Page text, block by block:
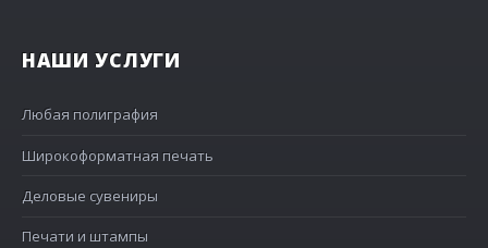
НАШИ УСЛУГИ
Любая полиграфия
Широкоформатная печать
Деловые сувениры
Печати и штампы